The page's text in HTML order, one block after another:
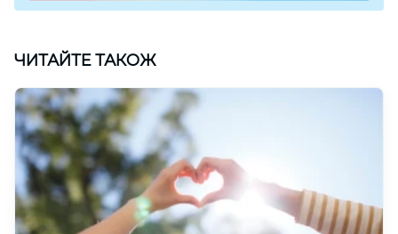
ЧИТАЙТЕ ТАКОЖ